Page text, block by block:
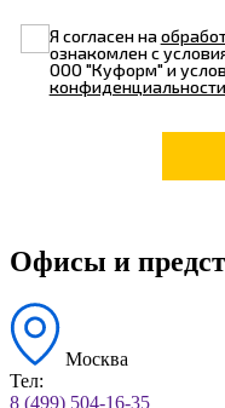
Я согласен на
ознакомлен с
ООО "Куформ" и
конфиденциальности
Офисы и
Москва
Тел:
8 (499) 504-16-35